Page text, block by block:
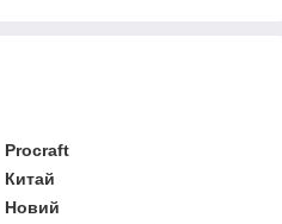
Procraft
Китай
Новий